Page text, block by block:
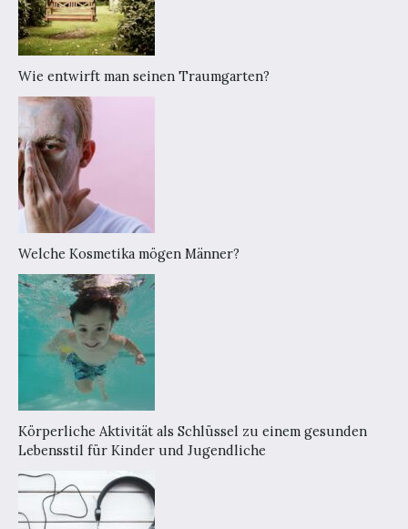
Wie entwirft man seinen Traumgarten?
Welche Kosmetika mögen Männer?
Körperliche Aktivität als Schlüssel zu einem gesunden
Lebensstil für Kinder und Jugendliche